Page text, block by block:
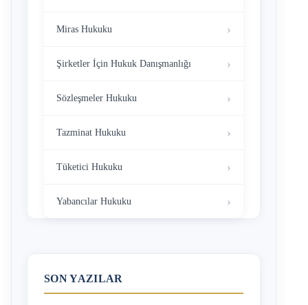
Miras Hukuku
Şirketler İçin Hukuk Danışmanlığı
Sözleşmeler Hukuku
Tazminat Hukuku
Tüketici Hukuku
Yabancılar Hukuku
SON YAZILAR